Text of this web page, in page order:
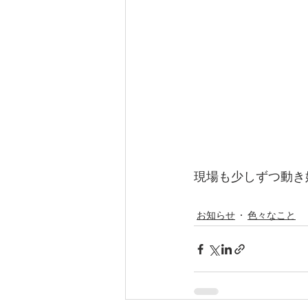
現場も少しずつ動き
お知らせ 色々なこと